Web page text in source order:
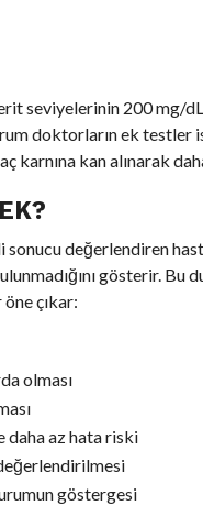
seviyelerinin 200 mg/
doktorların ek testler
karnına kan alınarak
değerlendiren
gösterir. Bu
çıkar:
olması
daha az hata riski
göstergesi